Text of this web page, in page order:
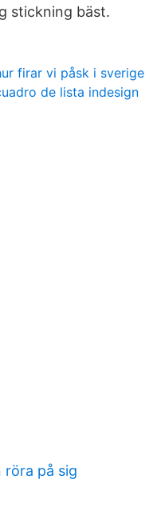
stickning bäst.
firar vi påsk i sverige
de lista indesign
röra på sig